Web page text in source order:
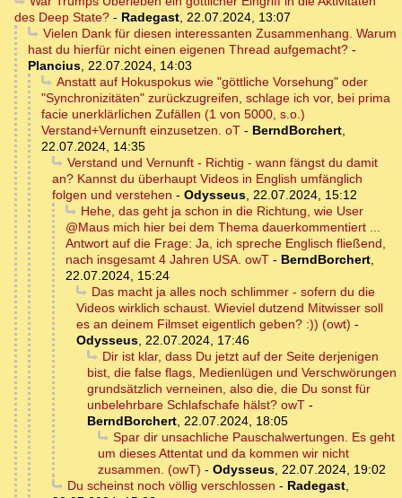
des Deep State? - Radegast, 22.07.2024, 13:07
Vielen Dank für diesen interessanten Zusammenhang. Warum
hast du hierfür nicht einen eigenen Thread aufgemacht? -
Plancius, 22.07.2024, 14:03
Anstatt auf Hokuspokus wie "göttliche Vorsehung" oder
"Synchronizitäten" zurückzugreifen, schlage ich vor, bei prima
facie unerklärlichen Zufällen (1 von 5000, s.o.)
Verstand+Vernunft einzusetzen. oT - BerndBorchert,
22.07.2024, 14:35
Verstand und Vernunft - Richtig - wann fängst du damit
an? Kannst du überhaupt Videos in English umfänglich
folgen und verstehen - Odysseus, 22.07.2024, 15:12
Hehe, das geht ja schon in die Richtung, wie User
@Maus mich hier bei dem Thema dauerkommentiert ...
Antwort auf die Frage: Ja, ich spreche Englisch fließend,
nach insgesamt 4 Jahren USA. owT - BerndBorchert,
22.07.2024, 15:24
Das macht ja alles noch schlimmer - sofern du die
Videos wirklich schaust. Wieviel dutzend Mitwisser soll
es an deinem Filmset eigentlich geben? :)) (owt) -
Odysseus, 22.07.2024, 17:46
Dir ist klar, dass Du jetzt auf der Seite derjenigen
bist, die false flags, Medienlügen und Verschwörungen
grundsätzlich verneinen, also die, die Du sonst für
unbelehrbare Schlafschafe hälst? owT -
BerndBorchert, 22.07.2024, 18:05
Spar dir unsachliche Pauschalwertungen. Es geht
um dieses Attentat und da kommen wir nicht
zusammen. (owT) - Odysseus, 22.07.2024, 19:02
Du scheinst noch völlig verschlossen - Radegast,